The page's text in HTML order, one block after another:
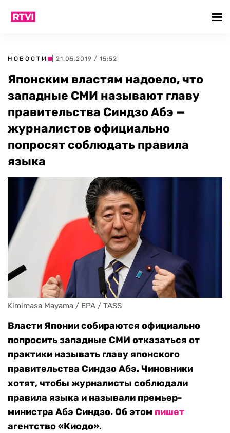
НОВОСТИ | 21.05.2019 / 15:52
Японским властям надоело, что
западные СМИ называют главу
правительства Синдзо Абэ —
журналистов официально
попросят соблюдать правила
языка
Kimimasa Mayama / EPA / TASS
Власти Японии собираются официально
попросить западные СМИ отказаться от
практики называть главу японского
правительства Синдзо Абэ. Чиновники
хотят, чтобы журналисты соблюдали
правила языка и называли премьер-
министра Абэ Синдзо. Об этом пишет
агентство «Киодо».